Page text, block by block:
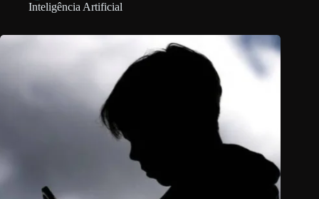
Inteligência Artificial